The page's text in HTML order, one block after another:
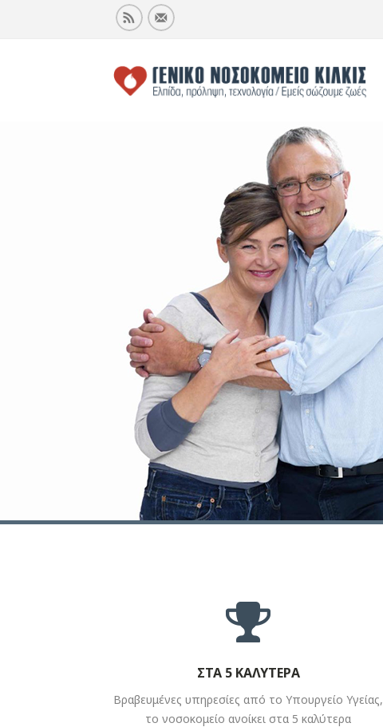
ΣΤΑ 5 ΚΑΛΥΤΕΡΑ
Βραβευμένες υπηρεσίες από το Υπουργείο Υγείας,
το νοσοκομείο ανοίκει στα 5 καλύτερα